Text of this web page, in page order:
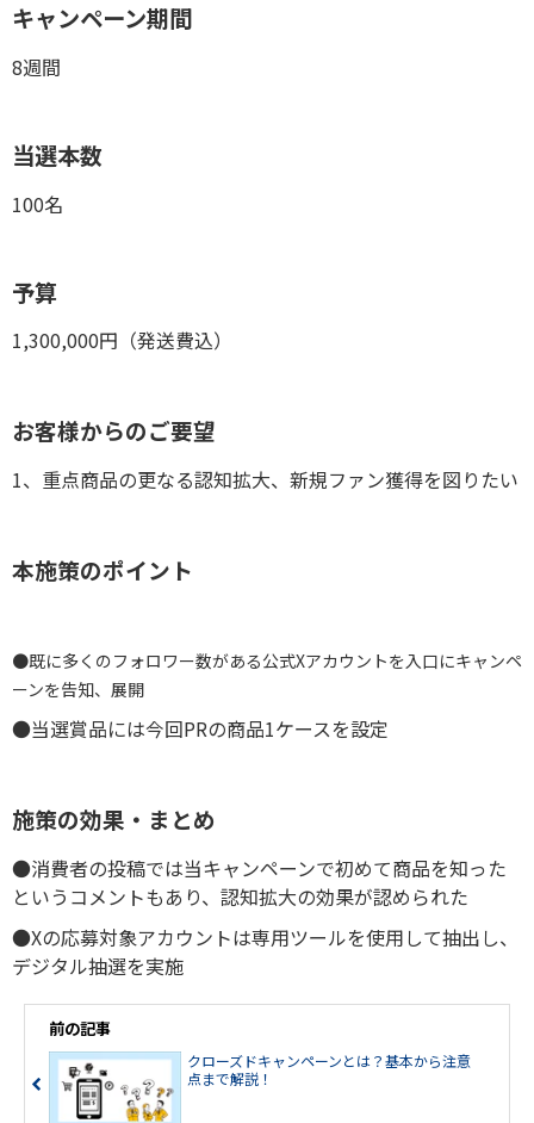
キャンペーン期間
8週間
当選本数
100名
予算
1,300,000円（発送費込）
お客様からのご要望
1、重点商品の更なる認知拡大、新規ファン獲得を図りたい
本施策のポイント
●既に多くのフォロワー数がある公式Xアカウントを入口にキャンペ
ーンを告知、展開
●当選賞品には今回PRの商品1ケースを設定
施策の効果・まとめ
●消費者の投稿では当キャンペーンで初めて商品を知った
というコメントもあり、認知拡大の効果が認められた
●Xの応募対象アカウントは専用ツールを使用して抽出し、
デジタル抽選を実施
前の記事
クローズドキャンペーンとは？基本から注意
点まで解説！